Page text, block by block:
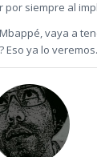
por siempre al
vaya a
Eso ya lo veremos.